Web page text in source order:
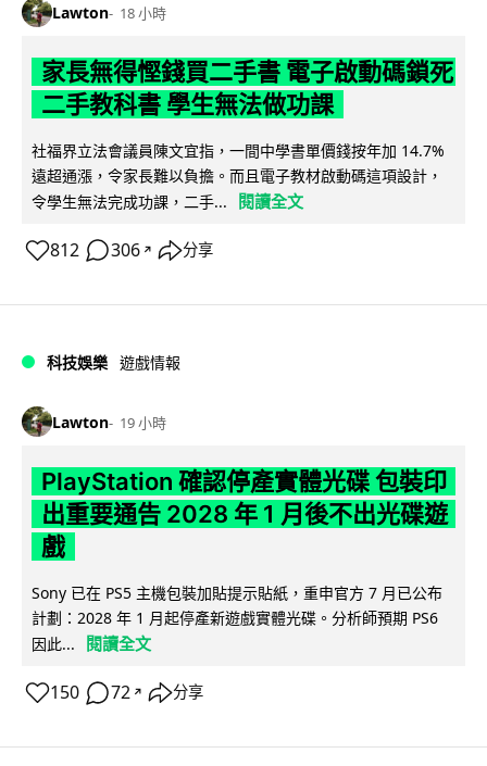
Lawton 18 小時
家長無得慳錢買二手書 電子啟動碼鎖死
二手教科書 學生無法做功課
社福界立法會議員陳文宜指，一間中學書單價錢按年加 14.7%
遠超通漲，令家長難以負擔。而且電子教材啟動碼這項設計，
令學生無法完成功課，二手...
閱讀全文
812 306 ↗ 分享
科技娛樂 遊戲情報
Lawton 19 小時
PlayStation 確認停產實體光碟 包裝印
出重要通告 2028 年 1 月後不出光碟遊
戲
Sony 已在 PS5 主機包裝加貼提示貼紙，重申官方 7 月已公布
計劃：2028 年 1 月起停產新遊戲實體光碟。分析師預期 PS6
因此...
閱讀全文
150 72 ↗ 分享